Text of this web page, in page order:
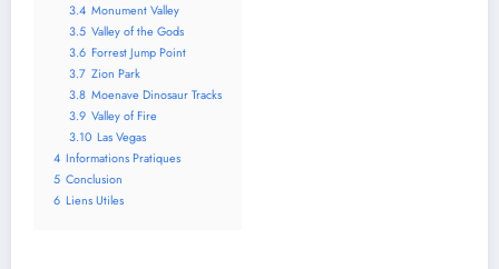
3.4 Monument Valley
3.5 Valley of the Gods
3.6 Forrest Jump Point
3.7 Zion Park
3.8 Moenave Dinosaur Tracks
3.9 Valley of Fire
3.10 Las Vegas
4 Informations Pratiques
5 Conclusion
6 Liens Utiles